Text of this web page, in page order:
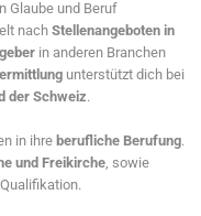
Glaube und Beruf
nach Stellenangeboten in
in anderen Branchen
unterstützt dich bei
der Schweiz.
in ihre berufliche Berufung.
und Freikirche, sowie